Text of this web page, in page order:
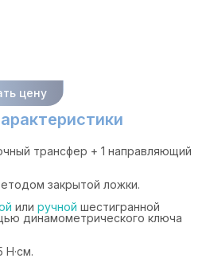
цену
трансфер + 1 направляющий
закрытой ложки.
или ручной шестигранной
динамометрического ключа
Н·см.